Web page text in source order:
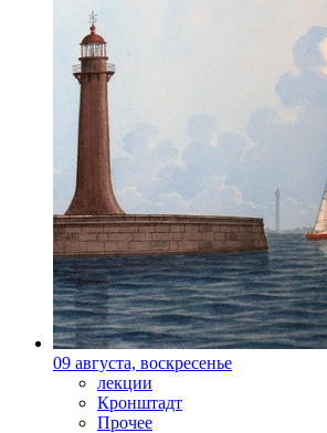
09 августа, воскресенье
лекции
Кронштадт
Прочее